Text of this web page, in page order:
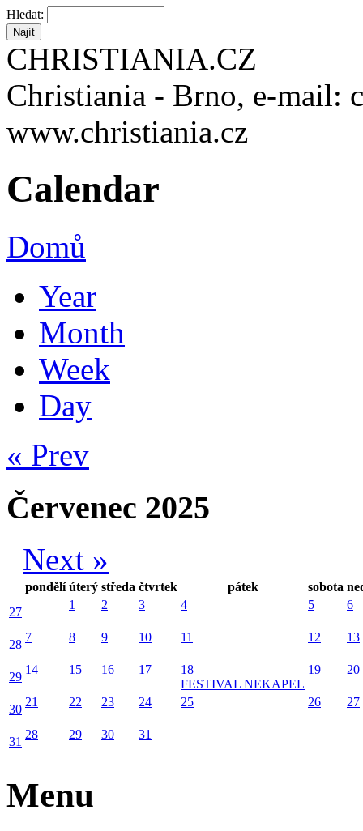
Hledat:
CHRISTIANIA.CZ
Christiania - Brno, e-mail:
www.christiania.cz
Calendar
Domů
Year
Month
Week
Day
« Prev
Červenec 2025
Next »
pondělí úterý středa čtvrtek pátek sobota
27
1 2 3 4 5 6
28
7 8 9 10 11 12 13
29
14 15 16 17
18
FESTIVAL NEKAPEL
19 20
30
21 22 23 24 25 26 27
31
28 29 30 31
Menu